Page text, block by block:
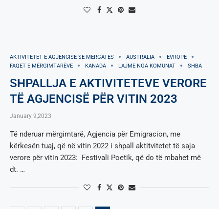
AKTIVITETET E AGJENCISË SË МËRGATËS AUSTRALIA
EVROPË
FAQET E MËRGIMTARËVE
KANADA LAJME NGA KOMUNAT SHBA
SHPALLJA E AKTIVITETEVE VERORE
TË AGJENCISË PËR VITIN 2023
January 9,2023
Të nderuar mërgimtarë, Agjencia për Emigracion, me
kërkesën tuaj, që në vitin 2022 i shpall aktitvitetet të saja
verore për vitin 2023: Festivali Poetik, që do të mbahet më
dt. …